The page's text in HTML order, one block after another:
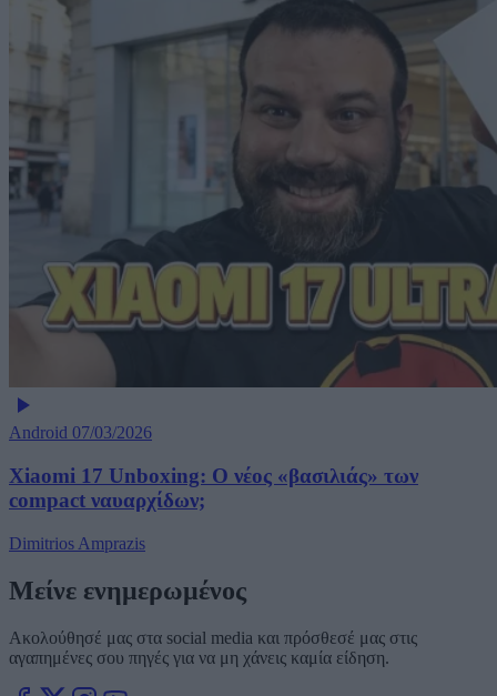
Android 07/03/2026
Xiaomi 17 Unboxing: Ο νέος «βασιλιάς» των
compact ναυαρχίδων;
Dimitrios Amprazis
Μείνε ενημερωμένος
Ακολούθησέ μας στα social media και πρόσθεσέ μας στις
αγαπημένες σου πηγές για να μη χάνεις καμία είδηση.